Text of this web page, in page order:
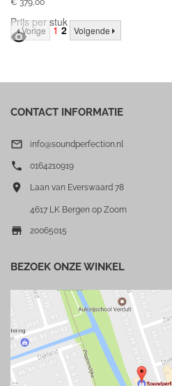
€ 379,00
Prijs per stuk
Vorige 1 2 Volgende
CONTACT INFORMATIE
 info@soundperfection.nl
 0164210919
 Laan van Everswaard 78
4617 LK Bergen op Zoom
 20065015
BEZOEK ONZE WINKEL